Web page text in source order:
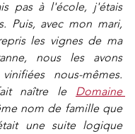
pas à l'école, j'étais
Puis, avec mon mari,
les vignes de ma
nous les avons
nous-mêmes.
naître le Domaine
nom de famille que
une suite logique